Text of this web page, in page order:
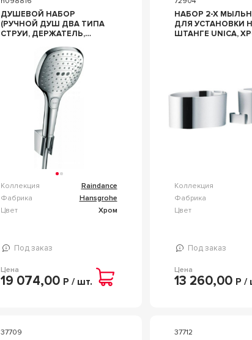
ДУШЕВОЙ НАБОР
(РУЧНОЙ ДУШ ДВА ТИПА
СТРУИ, ДЕРЖАТЕЛЬ,
ZZ HANSGROHE
RAINDANCE 26720000
Коллекция
Raindance
Фабрика
Hansgrohe
Цвет
Хром
Под заказ
Цена
19 074,00 Р / шт.
НАБОР 2-Х
ДЛЯ УСТАНОВКИ
ШТАНГЕ UNICA, ХРОМ ZZ
Коллекция
Фабрика
Цвет
Под заказ
Цена
13 260,00 Р /
37709 37712